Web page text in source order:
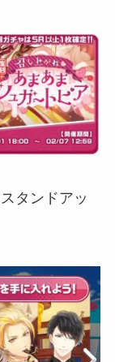
タンドアッ